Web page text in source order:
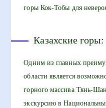
горы Кок-Тобы для
Казахские
Одним из главных
области является
горного массива Тянь-
экскурсию в